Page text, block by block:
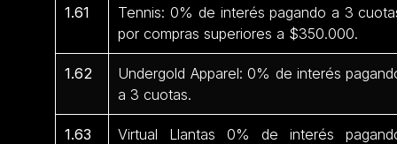
1.61
Tennis: 0% de interés pagando a 3
por compras superiores a $350.000.
1.62
Undergold Apparel: 0% de interés
a 3 cuotas.
1.63
Virtual Llantas 0% de interés